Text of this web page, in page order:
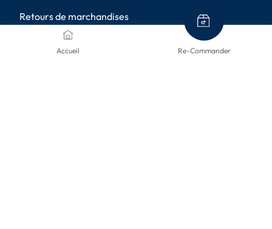
Accueil Re-Commander
Retours de marchandises
Annulation